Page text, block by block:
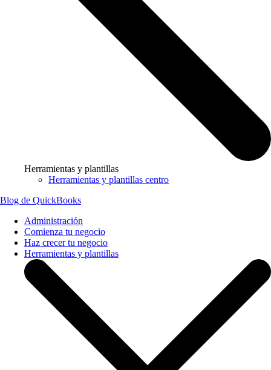
Herramientas y plantillas
Herramientas y plantillas centro
Blog de QuickBooks
Administración
Comienza tu negocio
Haz crecer tu negocio
Herramientas y plantillas